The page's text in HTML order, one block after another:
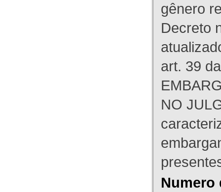
gênero
Decreto
art. 39
NO
Numero